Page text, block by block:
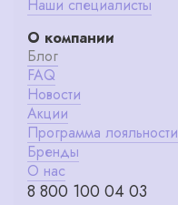
Наши специалисты
О компании
Блог
FAQ
Новости
Акции
Программа лояльности
Бренды
О нас
8 800 100 04 03